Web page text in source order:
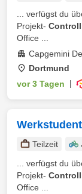
... verfügst du
Projekt-
Office ...
Capgemini
Dortmund
vor 3 Tagen
Teilzeit
... verfügst du
Projekt-
Office ...